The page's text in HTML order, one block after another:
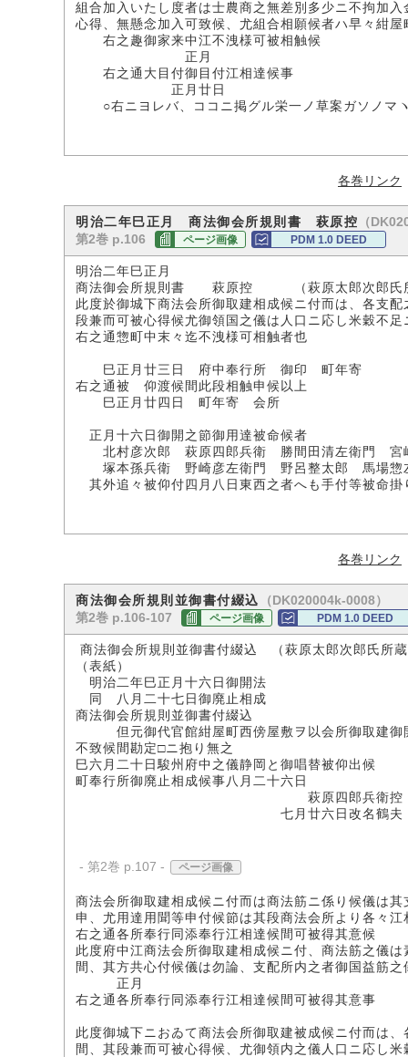
組合加入いたし度者は士農商之無差別多少ニ不拘加
心得、無懸念加入可致候、尤組合相願候者ハ早々紺
右之趣御家来中江不洩様可被相触候
正月
右之通大目付御目付江相達候事
正月廿日
○右ニヨレバ、ココニ掲グル栄一ノ草案ガソノマ
各巻リンク
明治二年巳正月 商法御会所規則書 萩原控 （
第2巻 p.106
ページ画像 PDM 1.0 DEED
明治二年巳正月
商法御会所規則書 萩原控 （萩原太郎次郎氏
此度於御城下商法会所御取建相成候ニ付而は、各支
段兼而可被心得候尤御領国之儀は人口ニ応し米穀不
右之通惣町中末々迄不洩様可相触者也
巳正月廿三日 府中奉行所 御印 町年寄
右之通被 仰渡候間此段相触申候以上
巳正月廿四日 町年寄 会所
正月十六日御開之節御用達被命候者
北村彦次郎 萩原四郎兵衛 勝間田清左衛門 宮
塚本孫兵衛 野崎彦左衛門 野呂整太郎 馬場惣
其外追々被仰付四月八日東西之者へも手付等被命掛
各巻リンク
商法御会所規則並御書付綴込
（DK020004k-0008）
第2巻 p.106-107
ページ画像 PDM 1.0 DEED
商法御会所規則並御書付綴込 （萩原太郎次郎氏所
（表紙）
明治二年巳正月十六日御開法
同 八月二十七日御廃止相成
商法御会所規則並御書付綴込
但元御代官館紺屋町西傍屋敷ヲ以会所御取建御開
不致候間勘定□ニ抱り無之
巳六月二十日駿州府中之儀静岡と御唱替被仰出候
町奉行所御廃止相成候事八月二十六日
萩原四郎兵衛控
七月廿六日改名鶴夫
- 第2巻 p.107 - ページ画像
商法会所御取建相成候ニ付而は商法筋ニ係り候儀は
申、尤用達用聞等申付候節は其段商法会所より各々
右之通各所奉行同添奉行江相達候間可被得其意候
此度府中江商法会所御取建相成候ニ付、商法筋之儀
間、其方共心付候儀は勿論、支配所内之者御国益筋
正月
右之通各所奉行同添奉行江相達候間可被得其意事
此度御城下ニおゐて商法会所御取建被成候ニ付而は
間、其段兼而可被心得候、尤御領内之儀人口ニ応し